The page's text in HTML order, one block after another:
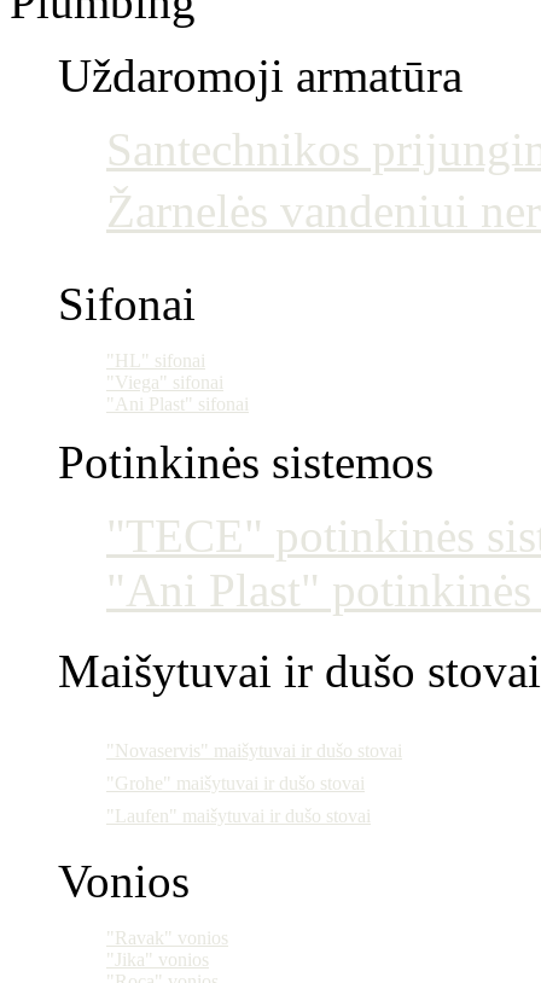
Uždaromoji armatūra
Santechnikos
Žarnelės vandeniui
Sifonai
"HL" sifonai
"Viega" sifonai
"Ani Plast" sifonai
Potinkinės sistemos
"TECE" potinkinės
"Ani Plast" potinkinės
Maišytuvai ir dušo stovai
"Novaservis" maišytuvai ir dušo stovai
"Grohe" maišytuvai ir dušo stovai
"Laufen" maišytuvai ir dušo stovai
Vonios
"Ravak" vonios
"Jika" vonios